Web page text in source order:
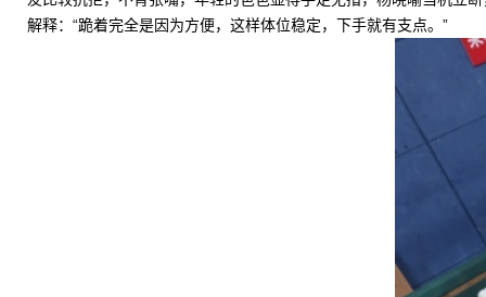
解释：“跪着完全是因为方便，这样体位稳定，下手就有支点。”